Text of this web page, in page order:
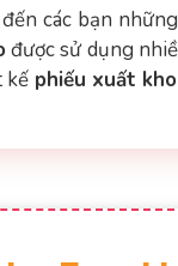
các bạn những
được sử dụng
kế phiếu xuất kho